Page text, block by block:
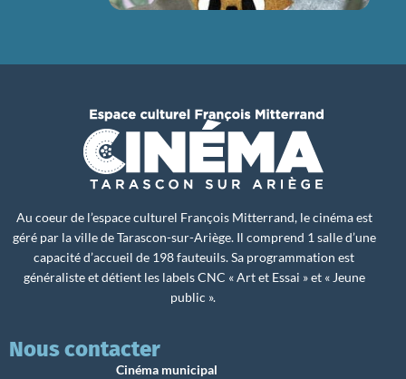
Au coeur de l’espace culturel François Mitterrand, le cinéma est
géré par la ville de Tarascon-sur-Ariège. Il comprend 1 salle d’une
capacité d’accueil de 198 fauteuils. Sa programmation est
généraliste et détient les labels CNC « Art et Essai » et « Jeune
public ».
Nous contacter
Cinéma municipal